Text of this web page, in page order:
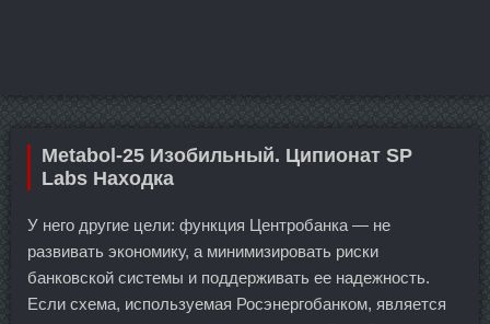
Metabol-25 Изобильный. Ципионат SP
Labs Находка
У него другие цели: функция Центробанка — не
развивать экономику, а минимизировать риски
банковской системы и поддерживать ее надежность.
Если схема, используемая Росэнергобанком, является